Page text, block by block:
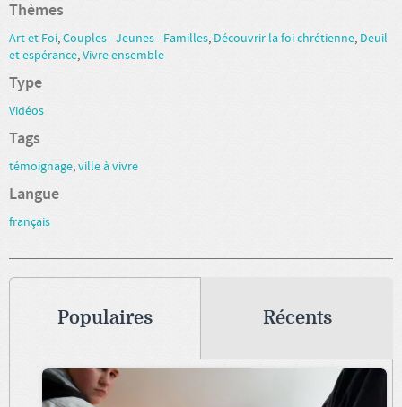
Thèmes
Art et Foi,Couples - Jeunes - Familles, Découvrir la foi chrétienne, Deuil
et espérance,Vivre ensemble
Type
Vidéos
Tags
témoignage,ville à vivre
Langue
français
Populaires Récents